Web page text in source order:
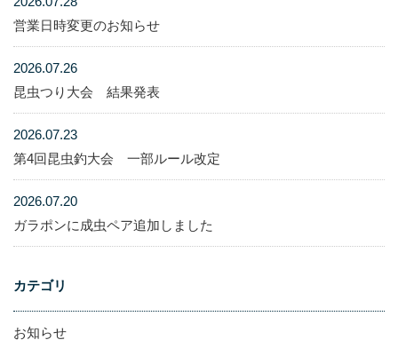
営業日時変更のお知らせ
2026.07.26
昆虫つり大会 結果発表
2026.07.23
第4回昆虫釣大会 一部ルール改定
2026.07.20
ガラポンに成虫ペア追加しました
カテゴリ
お知らせ